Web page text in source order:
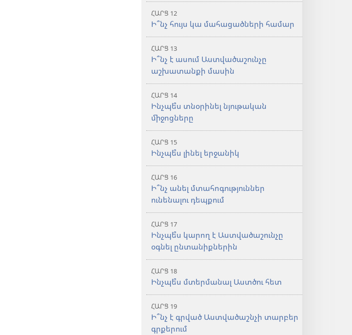
ՀԱՐՑ 12
Ի՞նչ հույս կա մահացածների համար
ՀԱՐՑ 13
Ի՞նչ է ասում Աստվածաշունչը
աշխատանքի մասին
ՀԱՐՑ 14
Ինչպե՞ս տնօրինել նյութական
միջոցները
ՀԱՐՑ 15
Ինչպե՞ս լինել երջանիկ
ՀԱՐՑ 16
Ի՞նչ անել մտահոգություններ
ունենալու դեպքում
ՀԱՐՑ 17
Ինչպե՞ս կարող է Աստվածաշունչը
օգնել ընտանիքներին
ՀԱՐՑ 18
Ինչպե՞ս մտերմանալ Աստծու հետ
ՀԱՐՑ 19
Ի՞նչ է գրված Աստվածաշնչի տարբեր
գրքերում